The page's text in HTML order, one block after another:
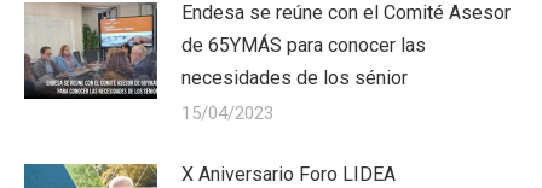
Endesa se reúne con el Comité Asesor
de 65YMÁS para conocer las
necesidades de los sénior
15/04/2023
X Aniversario Foro LIDEA